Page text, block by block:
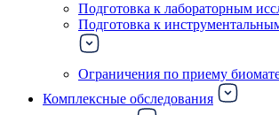
Подготовка к лабораторным
Подготовка к
Ограничения по приему
Комплексные обследования